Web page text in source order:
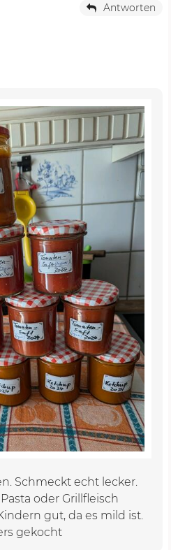
Antworten
Schmeckt echt lecker.
oder Grillfleisch
gut, da es mild ist.
gekocht